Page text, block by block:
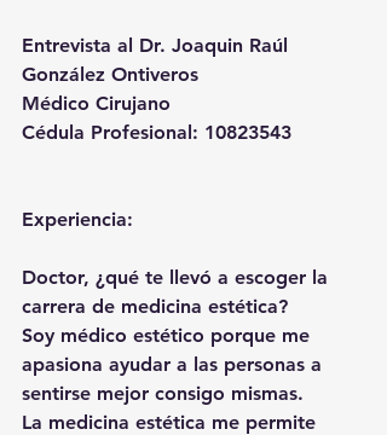
Entrevista al Dr. Joaquin Raúl
González Ontiveros
Médico Cirujano
Cédula Profesional: 10823543
Experiencia:
Doctor, ¿qué te llevó a escoger la
carrera de medicina estética?
Soy médico estético porque me
apasiona ayudar a las personas a
sentirse mejor consigo mismas.
La medicina estética me permite